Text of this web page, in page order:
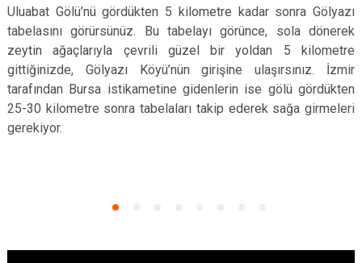
Uluabat Gölü’nü gördükten 5 kilometre kadar sonra Gölyazı
tabelasını görürsünüz. Bu tabelayı görünce, sola dönerek
zeytin ağaçlarıyla çevrili güzel bir yoldan 5 kilometre
gittiğinizde, Gölyazı Köyü’nün girişine ulaşırsınız. İzmir
tarafından Bursa istikametine gidenlerin ise gölü gördükten
25-30 kilometre sonra tabelaları takip ederek sağa girmeleri
gerekiyor.